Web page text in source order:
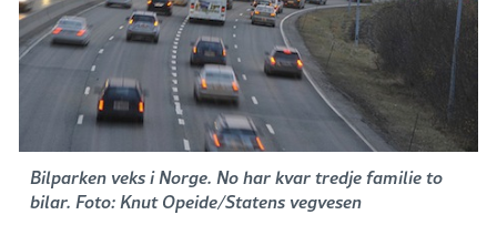
Bilparken veks i Norge. No har kvar tredje familie to
bilar. Foto: Knut Opeide/Statens vegvesen